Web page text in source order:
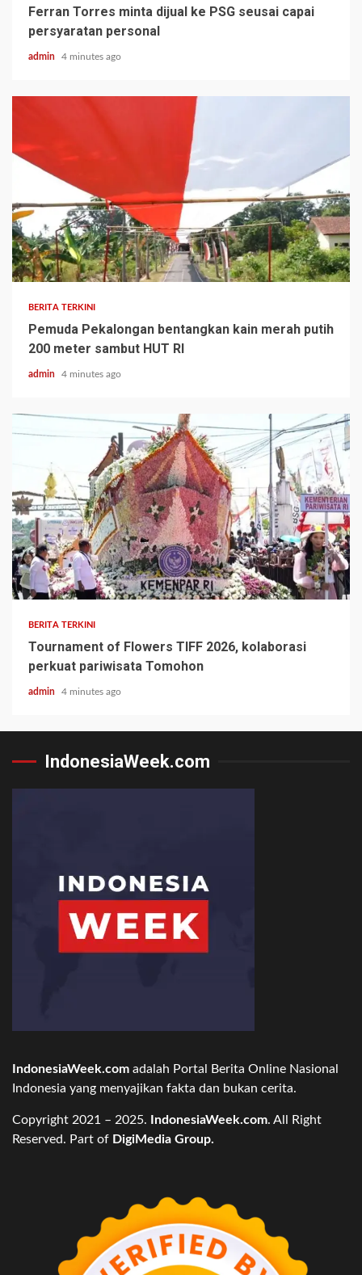
Ferran Torres minta dijual ke PSG seusai capai
persyaratan personal
admin 4 minutes ago
BERITA TERKINI
Pemuda Pekalongan bentangkan kain merah putih
200 meter sambut HUT RI
admin 4 minutes ago
BERITA TERKINI
Tournament of Flowers TIFF 2026, kolaborasi
perkuat pariwisata Tomohon
admin 4 minutes ago
IndonesiaWeek.com
IndonesiaWeek.com adalah Portal Berita Online Nasional
Indonesia yang menyajikan fakta dan bukan cerita.
Copyright 2021 – 2025. IndonesiaWeek.com. All Right
Reserved. Part of DigiMedia Group.